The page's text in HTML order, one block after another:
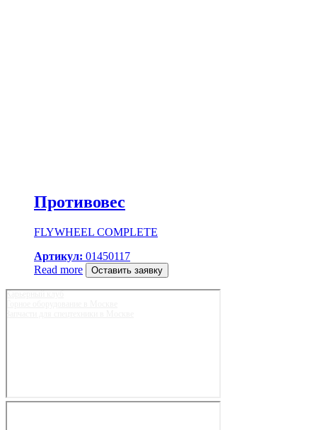
Противовес
FLYWHEEL COMPLETE
Артикул: 01450117
Read more
Оставить заявку